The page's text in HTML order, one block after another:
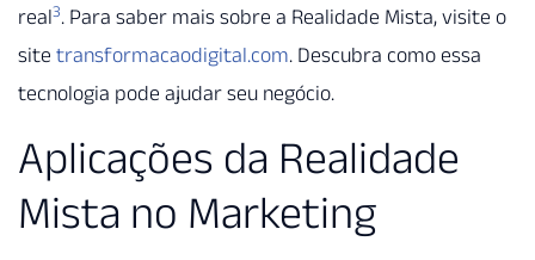
real3. Para saber mais sobre a Realidade Mista, visite o
site transformacaodigital.com. Descubra como essa
tecnologia pode ajudar seu negócio.
Aplicações da Realidade
Mista no Marketing